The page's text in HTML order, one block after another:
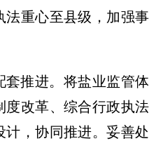
法重心至县级，加强事
推进。 将盐业监管体
度改革、综合行政执法
，协同推进。妥善处